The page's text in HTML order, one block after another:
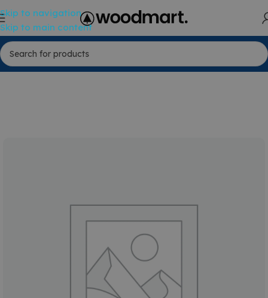
Skip to navigation
Skip to main content